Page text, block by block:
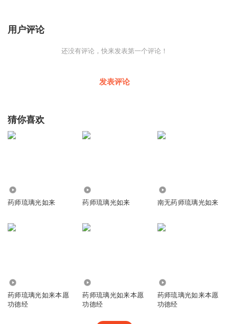
用户评论
还没有评论，快来发表第一个评论！
发表评论
猜你喜欢
药师琉璃光如来 药师琉璃光如来 南无药师琉璃光如来
药师琉璃光如来本愿
功德经
药师琉璃光如来本愿
功德经
药师琉璃光如来本愿
功德经